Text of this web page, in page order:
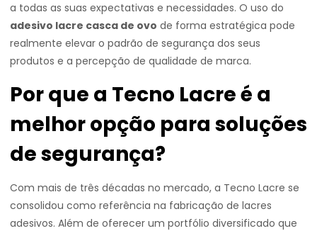
a todas as suas expectativas e necessidades. O uso do
adesivo lacre casca de ovo de forma estratégica pode
realmente elevar o padrão de segurança dos seus
produtos e a percepção de qualidade de marca.
Por que a Tecno Lacre é a
melhor opção para soluções
de segurança?
Com mais de três décadas no mercado, a Tecno Lacre se
consolidou como referência na fabricação de lacres
adesivos. Além de oferecer um portfólio diversificado que